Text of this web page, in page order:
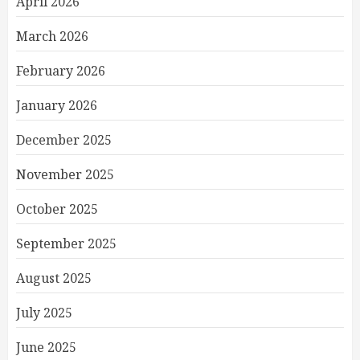
March 2026
February 2026
January 2026
December 2025
November 2025
October 2025
September 2025
August 2025
July 2025
June 2025